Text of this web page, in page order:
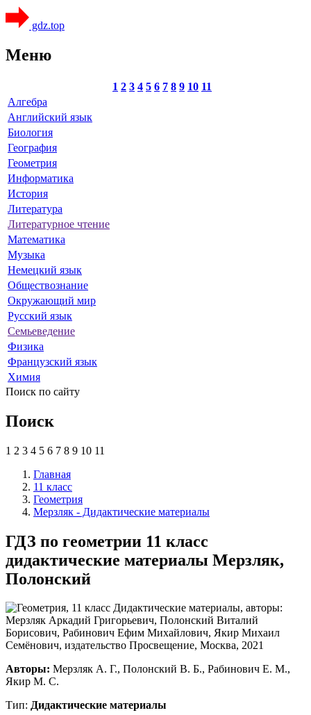
gdz.top
Меню
1 2 3 4 5 6 7 8 9 10 11
Алгебра
Английский язык
Биология
География
Геометрия
Информатика
История
Литература
Литературное чтение
Математика
Музыка
Немецкий язык
Обществознание
Окружающий мир
Русский язык
Семьеведение
Физика
Французский язык
Химия
Поиск по сайту
Поиск
1 2 3 4 5 6 7 8 9 10 11
Главная
11 класс
Геометрия
Мерзляк - Дидактические материалы
ГДЗ по геометрии 11 класс
дидактические материалы Мерзляк,
Полонский
Авторы: Мерзляк А. Г., Полонский В. Б., Рабинович Е. М.,
Якир М. С.
Тип: Дидактические материалы